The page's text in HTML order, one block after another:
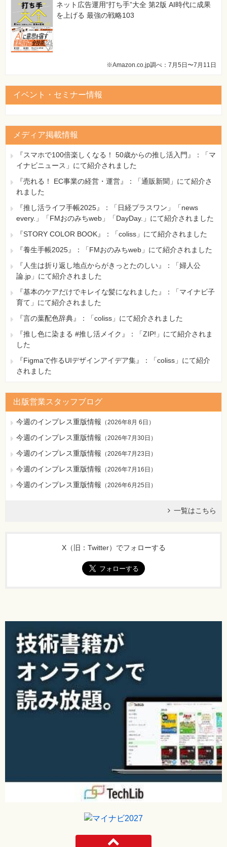
ネット広告運用“打ち手”大全 第2版 AI時代に成果
を上げる 最強の戦略103
※Amazon.co.jp調べ：7月5日〜7月11日
イベント・セミナー情報
メディア掲載情報
『スマホで100倍楽しくなる！ 50歳からの推し活入門』：「マ
イナビニュース」にて紹介されました
『売れる！ EC事業の経営・運営』：「通販新聞」にて紹介さ
れました
『推し活ライフ手帳2025』：「日経プラスワン」「news
every.」「FMおのみちweb」「DayDay.」にて紹介されました
『STORY COLOR BOOK』：「coliss」にて紹介されました
『養生手帳2025』：「FMおのみちweb」にて紹介されました
『人生は折り返し地点からがきっとたのしい』：「婦人公
論.jp」にて紹介されました
『基本のケアだけでキレイな髪になれました』：「マイナビ子
育て」にて紹介されました
『言の葉配色辞典』：「coliss」にて紹介されました
『推し色に染まる #推し活メイク』：「ZIP!」にて紹介されま
した
『Figmaで作るUIデザインアイデア集』：「coliss」にて紹介
されました
出版営業スタッフブログ
今週のインプレス重版情報 （2026年8月 6日 ）
今週のインプレス重版情報 （2026年7月30日 ）
今週のインプレス重版情報 （2026年7月23日 ）
今週のインプレス重版情報 （2026年7月16日 ）
今週のインプレス重版情報 （2026年6月25日 ）
一覧はこちら
X（旧：Twitter）でフォローする